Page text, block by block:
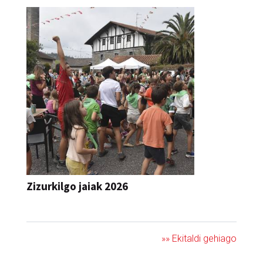
Zizurkilgo jaiak 2026
»» Ekitaldi gehiago